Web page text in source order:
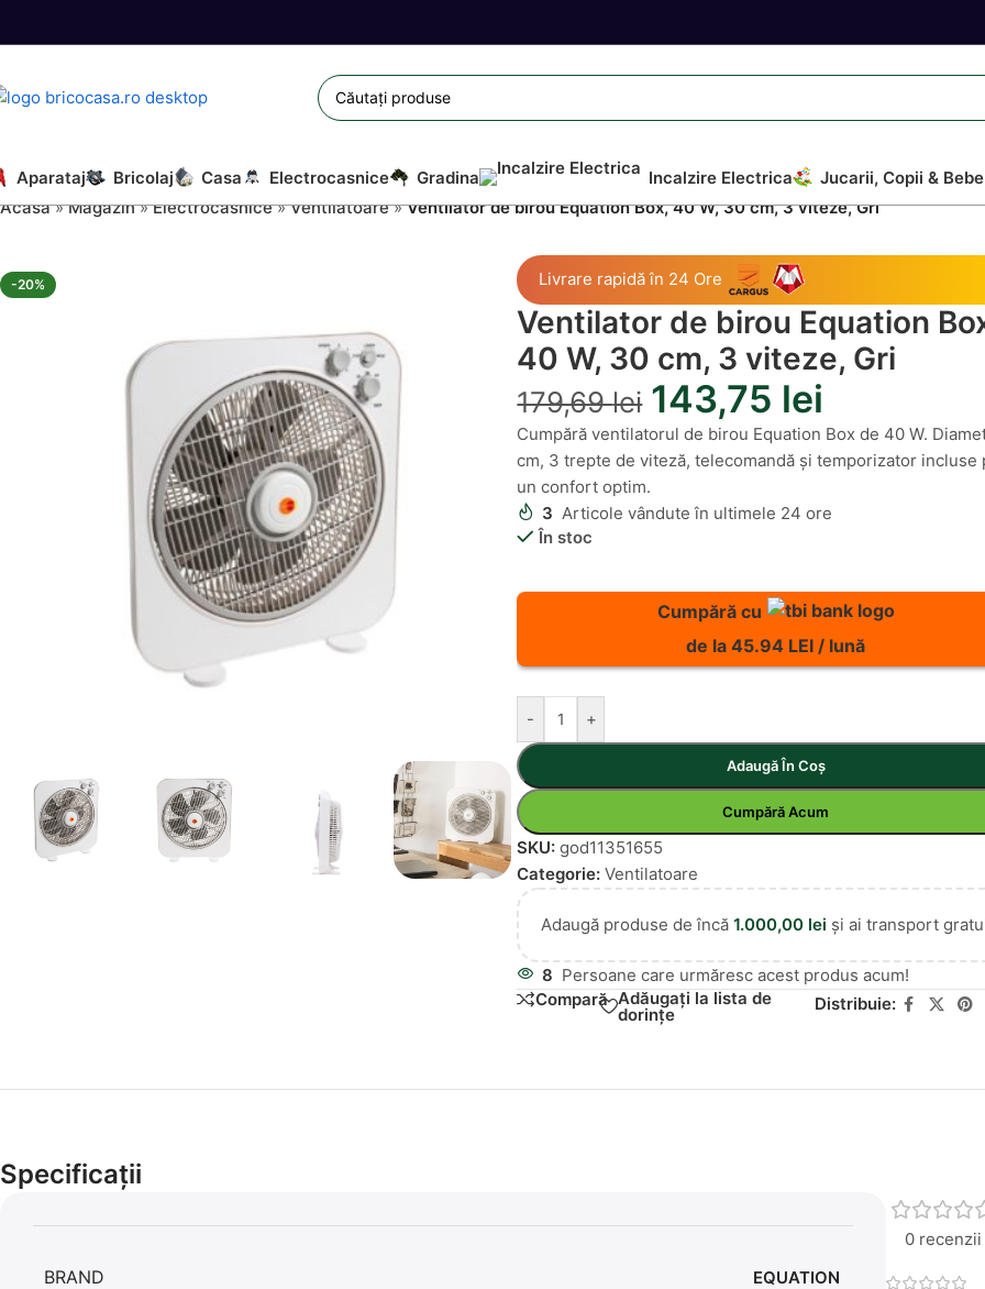
Aparataj Bricolaj Casa Electrocasnice Gradina Incalzire Electrica Jucarii, Copii & Bebe
Acasă»Magazin»Electrocasnice»Ventilatoare»Ventilator de birou Equation Box, 40 W, 30 cm, 3 viteze, Gri
-20% Livrare rapidă în 24 Ore
Ventilator de birou Equation
40 W, 30 cm, 3 viteze, Gri
179,69lei 143,75 lei
Cumpără ventilatorul de birou Equation Box de 40 W.
cm, 3 trepte de viteză, telecomandă și temporizator incluse
un confort optim.
3 Articole vândute în ultimele 24 ore
În stoc
Cumpără cu
de la 45.94 LEI / lună
- +
Adaugă În Coș
Cumpără Acum
SKU:god11351655
Categorie: Ventilatoare
Adaugă produse de încă1.000,00 lei și ai transport
8 Persoane care urmăresc acest produs acum!
Compară Adăugați la lista de
dorințe Distribuie:
Specificații
BRAND EQUATION
0 recenzii